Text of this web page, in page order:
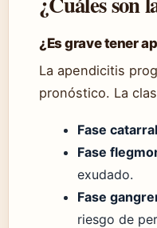
¿Es grave tener
La apendicitis
pronóstico. La
Fase
Fase
exudado.
Fase
riesgo de